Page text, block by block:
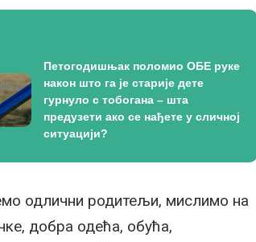
Петогодишњак поломио ОБЕ руке
након што га је старије дете
гурнуло с тобогана – шта
предузети ако се нађете у сличној
ситуацији?
одлични родитељи, мислимо на
добра одећа, обућа,